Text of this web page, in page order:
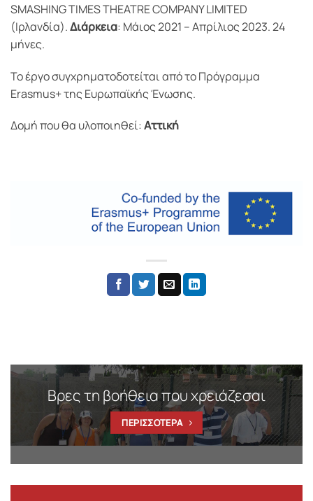
SMASHING TIMES THEATRE COMPANY LIMITED
(Ιρλανδία).Διάρκεια: Μάιος 2021 – Απρίλιος 2023. 24
μήνες.
To έργο συγχρηματοδοτείται από το Πρόγραμμα
Erasmus+ της Ευρωπαϊκής Ένωσης.
Δομή που θα υλοποιηθεί:Αττική
Βρες τη βοήθεια που χρειάζεσαι
ΠΕΡΙΣΣΟΤΕΡΑ